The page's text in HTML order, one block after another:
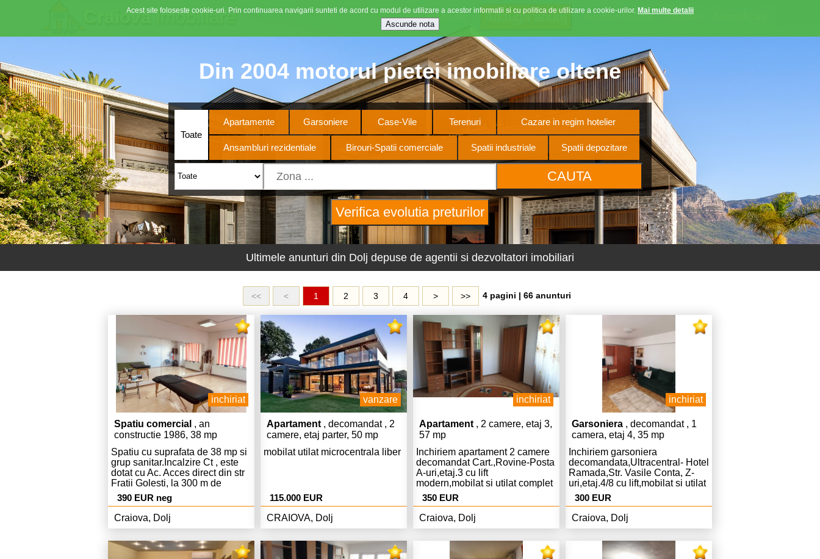
Craiovaimobiliare Contact
Anunturi favorite
Stiri imobiliare
Din 2004 motorul pietei imobiliare oltene
Toate
Apartamente Garsoniere Case-Vile Terenuri Cazare in regim hotelier
Ansambluri rezidentiale Birouri-Spatii comerciale Spatii industriale Spatii depozitare
Ultimele anunturi din Dolj depuse de agentii si dezvoltatori imobiliari
<< < 1 2 3 4 > >> 4 pagini | 66 anunturi
inchiriat
Spatiu comercial , an
constructie 1986, 38 mp
Spatiu cu suprafata de 38 mp si
grup sanitar.Incalzire Ct , este
dotat cu Ac. Acces direct din str
Fratii Golesti, la 300 m de
intrarea in Piata centrala.
Destinatie comercial, birouri,
salon, sala gimnastica, masaj.
390 EUR neg
Craiova, Dolj
vanzare
Apartament , decomandat , 2
camere, etaj parter, 50 mp
mobilat utilat microcentrala liber
115.000 EUR
CRAIOVA, Dolj
inchiriat
Apartament , 2 camere, etaj 3,
57 mp
Inchiriem apartament 2 camere
decomandat Cart.,Rovine-Posta
A-uri,etaj.3 cu lift
modern,mobilat si utilat complet
modern,Centrala,AC,curat,liber,pret.350
Euro chiria si 350 Euro garantie.
350 EUR
Craiova, Dolj
inchiriat
Garsoniera , decomandat , 1
camera, etaj 4, 35 mp
Inchiriem garsoniera
decomandata,Ultracentral- Hotel
Ramada,Str. Vasile Conta, Z-
uri,etaj.4/8 cu lift,mobilat si utilat
complet ,modern,Centrala
AC,curat libera,pret.300 Euro
chiria si 300 Euro
garantie,tel.0733.912771
300 EUR
Craiova, Dolj
Acest site foloseste cookie-uri. Prin continuarea navigarii sunteti de acord cu modul de utilizare a acestor informatii si cu politica de utilizare a cookie-urilor. Mai multe detalii